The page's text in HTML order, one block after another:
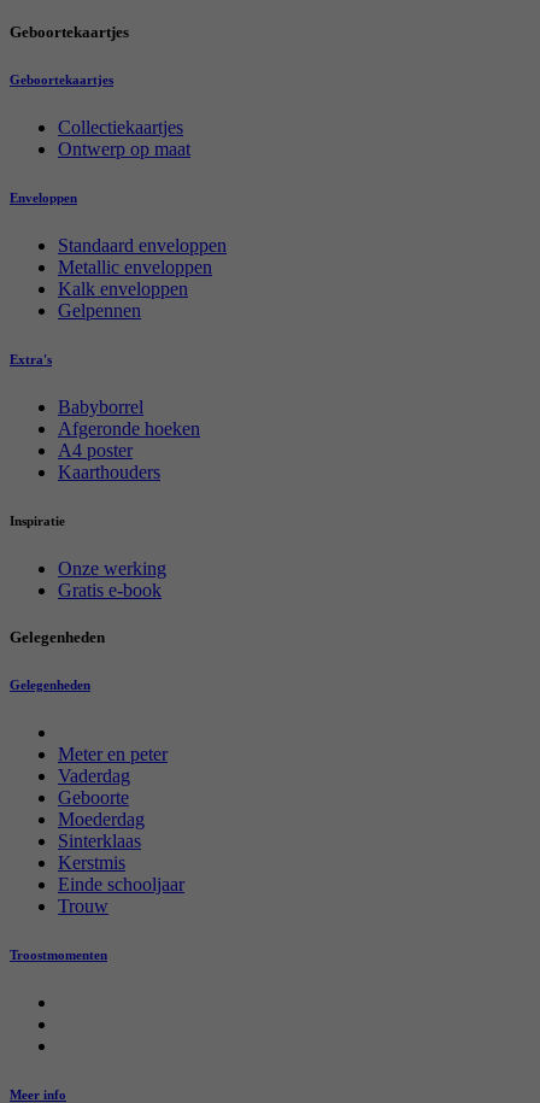
Geboortekaartjes
Geboortekaartjes
Collectiekaartjes
Ontwerp op maat
Enveloppen
Standaard enveloppen
Metallic enveloppen
Kalk enveloppen
Gelpennen
Extra's
Babyborrel
Afgeronde hoeken
A4 poster
Kaarthouders
Inspiratie
Onze werking
Gratis e-book
Gelegenheden
Gelegenheden
Meter en peter
Vaderdag
Geboorte
Moederdag
Sinterklaas
Kerstmis
Einde schooljaar
Trouw
Troostmomenten
Meer info